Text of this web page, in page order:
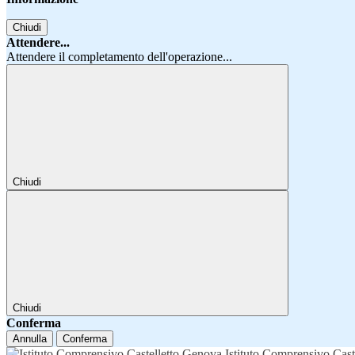
Chiudi
Attendere...
Attendere il completamento dell'operazione...
Chiudi
Chiudi
Conferma
Annulla Conferma